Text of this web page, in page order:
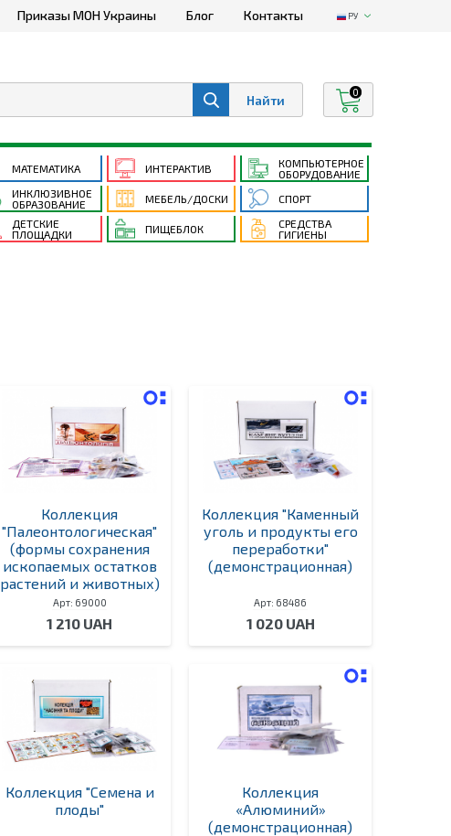
Приказы МОН Украины Блог Контакты РУ
0
МАТЕМАТИКА ИНТЕРАКТИВ
КОМПЬЮТЕРНОЕ
ОБОРУДОВАНИЕ
ИНКЛЮЗИВНОЕ
ОБРАЗОВАНИЕ
МЕБЕЛЬ/ДОСКИ
СПОРТ
ДЕТСКИЕ
ПЛОЩАДКИ
ПИЩЕБЛОК
СРЕДСТВА
ГИГИЕНЫ
Коллекция
"Палеонтологическая"
(формы сохранения
ископаемых остатков
растений и животных)
Арт: 69000
1 210 UAH
Коллекция "Каменный
уголь и продукты его
переработки"
(демонстрационная)
Арт: 68486
1 020 UAH
Коллекция "Семена и
плоды"
Коллекция
«Алюминий»
(демонстрационная)